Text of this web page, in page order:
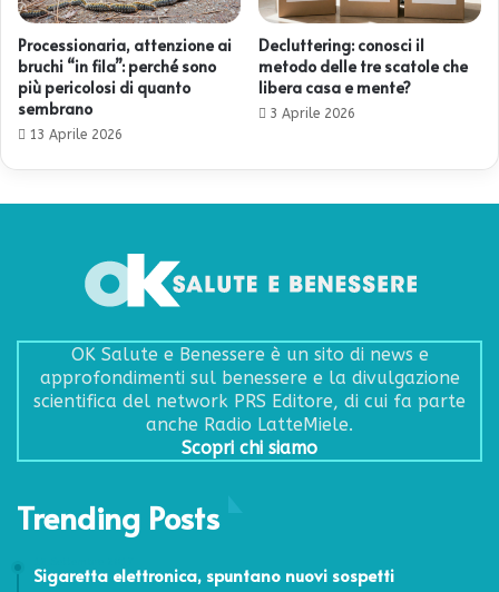
Processionaria, attenzione ai
bruchi “in fila”: perché sono
più pericolosi di quanto
sembrano
13 Aprile 2026
Decluttering: conosci il
metodo delle tre scatole che
libera casa e mente?
3 Aprile 2026
OK Salute e Benessere è un sito di news e
approfondimenti sul benessere e la divulgazione
scientifica del network PRS Editore, di cui fa parte
anche Radio LatteMiele.
Scopri chi siamo
Trending Posts
Sigaretta elettronica, spuntano nuovi sospetti